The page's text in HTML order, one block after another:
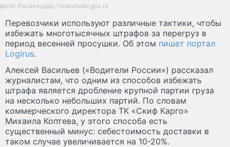
фото: Росавтодор / rosavtodor.gov.ru
Перевозчики используют различные тактики, чтобы
избежать многотысячных штрафов за перегруз в
период весенней просушки. Об этом пишет портал
Logirus.
Алексей Васильев («Водители России») рассказал
журналистам, что одним из способов избежать
штрафа является дробление крупной партии груза
на несколько небольших партий. По словам
коммерческого директора ТК «Скиф Карго»
Михаила Коптева, у этого способа есть
существенный минус: себестоимость доставки в
таком случае увеличивается на 10-20%.